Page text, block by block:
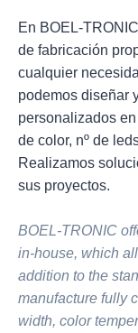
En BOEL-
de fabricación
cualquier
podemos diseñar
personalizados
de color, nº de
Realizamos
sus proyectos.
BOEL-TRONIC
in-house, which
addition to the
manufacture fully
width, color